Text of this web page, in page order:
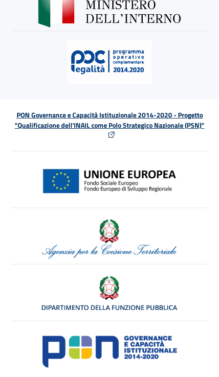
PON Governance e Capacità Istituzionale 2014-2020 - Progetto
"Qualificazione dell'INAIL come Polo Strategico Nazionale (PSN)"